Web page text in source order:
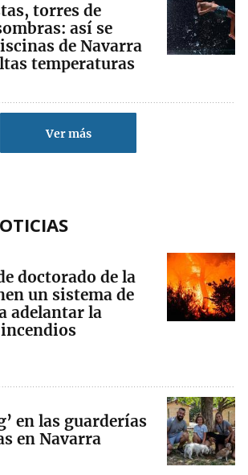
torres de
así se
de Navarra
temperaturas
Ver más
doctorado de la
un sistema de
adelantar la
en las guarderías
en Navarra